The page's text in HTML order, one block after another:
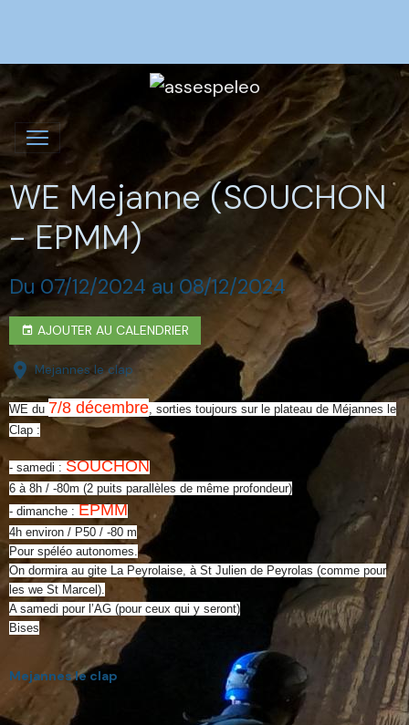
WE Mejanne (SOUCHON
- EPMM)
Du 07/12/2024 au 08/12/2024
AJOUTER AU CALENDRIER
Mejannes le clap
WE du 7/8 décembre , sorties toujours sur le plateau de Méjannes le
Clap :
- samedi : SOUCHON
6 à 8h / -80m (2 puits parallèles de même profondeur)
- dimanche : EPMM
4h environ / P50 / -80 m
Pour spéléo autonomes.
On dormira au gite La Peyrolaise, à St Julien de Peyrolas (comme pour
les we St Marcel).
A samedi pour l’AG (pour ceux qui y seront)
Bises
Mejannes le clap